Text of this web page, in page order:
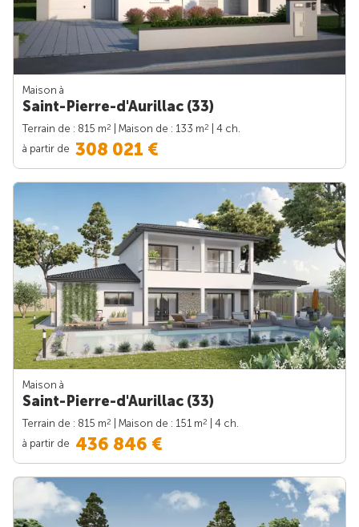
Maison à
Saint-Pierre-d'Aurillac (33)
Terrain de : 815 m2 | Maison de : 133 m2
| 4 ch.
à partir de 308 021 €
Maison à
Saint-Pierre-d'Aurillac (33)
Terrain de : 815 m2 | Maison de : 151 m2
| 4 ch.
à partir de 436 846 €